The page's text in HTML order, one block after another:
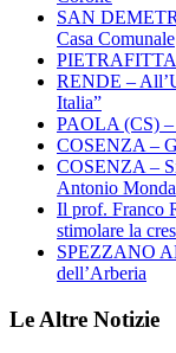
SAN
Casa Comunale
PIETRAFITTA
RENDE –
Italia”
PAOLA (CS) –
COSENZA –
COSENZA –
Antonio Monda
Il prof. Franco
stimolare la
SPEZZANO
dell’Arberia
Le Altre Notizie